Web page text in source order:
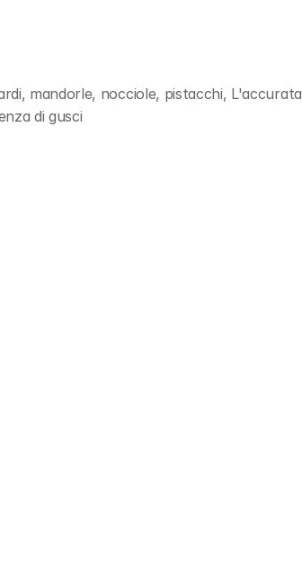
mandorle, nocciole, pistacchi,
di gusci